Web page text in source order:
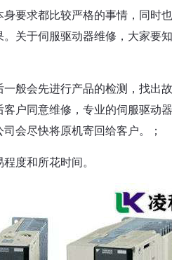
要求都比较严格的事情，同时
关于伺服驱动器维修，大家要
般会先进行产品的检测，找出
户同意维修，专业的伺服驱动
会尽快将原机寄回给客户。；
度和所花时间。